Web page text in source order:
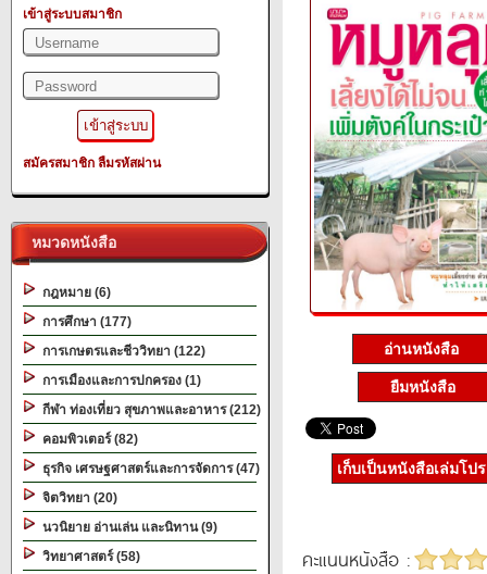
เข้าสู่ระบบสมาชิก
สมัครสมาชิก ลืมรหัสผ่าน
หมวดหนังสือ
กฎหมาย (6)
การศึกษา (177)
การเกษตรและชีววิทยา (122)
การเมืองและการปกครอง (1)
กีฬา ท่องเที่ยว สุขภาพและอาหาร (212)
คอมพิวเตอร์ (82)
ธุรกิจ เศรษฐศาสตร์และการจัดการ (47)
จิตวิทยา (20)
นวนิยาย อ่านเล่น และนิทาน (9)
วิทยาศาสตร์ (58)
อ่านหนังสือ
ยืมหนังสือ
เก็บเป็นหนังสือเล่มโป
คะแนนหนังสือ :